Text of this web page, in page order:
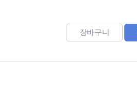
장바구니